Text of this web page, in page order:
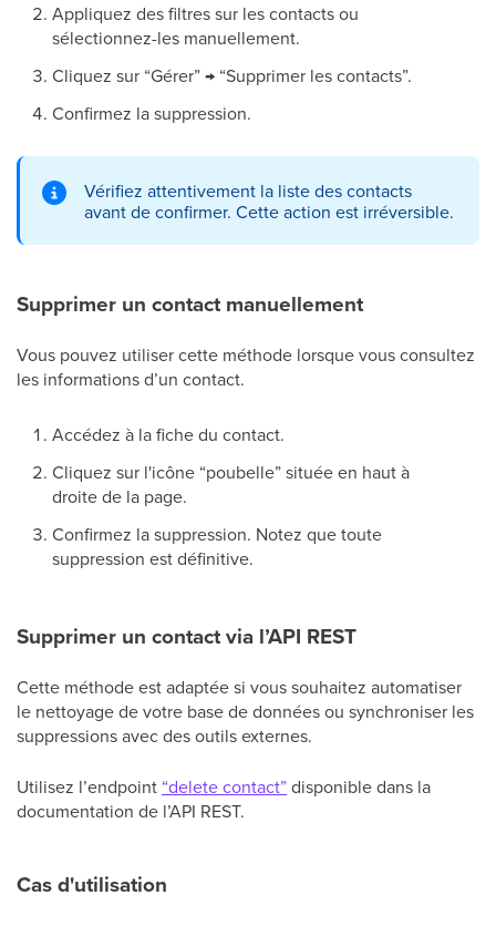
Appliquez des filtres sur les contacts ou
sélectionnez-les manuellement.
Cliquez sur “Gérer” → “Supprimer les contacts”.
Confirmez la suppression.
Vérifiez attentivement la liste des contacts
avant de confirmer. Cette action est irréversible.
Supprimer un contact manuellement
Vous pouvez utiliser cette méthode lorsque vous consultez
les informations d’un contact.
Accédez à la fiche du contact.
Cliquez sur l'icône “poubelle” située en haut à
droite de la page.
Confirmez la suppression. Notez que toute
suppression est définitive.
Supprimer un contact via l’API REST
Cette méthode est adaptée si vous souhaitez automatiser
le nettoyage de votre base de données ou synchroniser les
suppressions avec des outils externes.
Utilisez l’endpoint “delete contact”disponible dans la
documentation de l’API REST.
Cas d'utilisation